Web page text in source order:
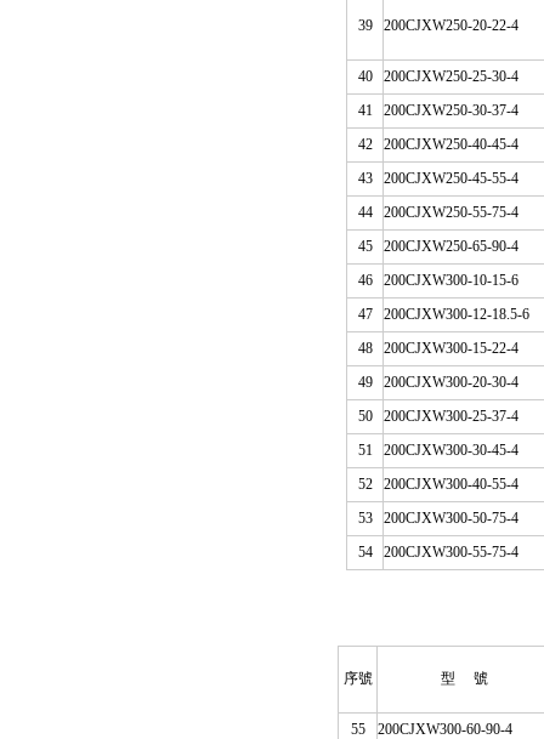
39 200CJXW250-20-22-4
40 200CJXW250-25-30-4
41
200CJXW250-30-37-4
42
200CJXW250-40-45-4
43
200CJXW250-45-55-4
44
200CJXW250-55-75-4
45
200CJXW250-65-90-4
46
200CJXW300-10-15-6
47
200CJXW300-12-18.5-6
48
200CJXW300-15-22-4
49
200CJXW300-20-30-4
50
200CJXW300-25-37-4
51
200CJXW300-30-45-4
52
200CJXW300-40-55-4
53
200CJXW300-50-75-4
54
200CJXW300-55-75-4
序號 型 號
55 200CJXW300-60-90-4